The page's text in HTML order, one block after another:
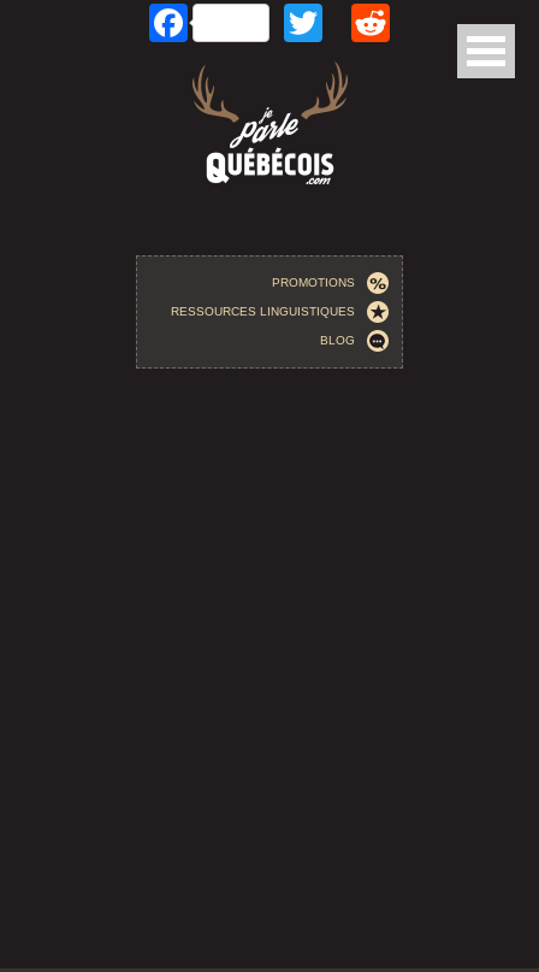
Aller au contenu principalFacebookTwitterReddit
PROMOTIONS
RESSOURCES LINGUISTIQUES
BLOG